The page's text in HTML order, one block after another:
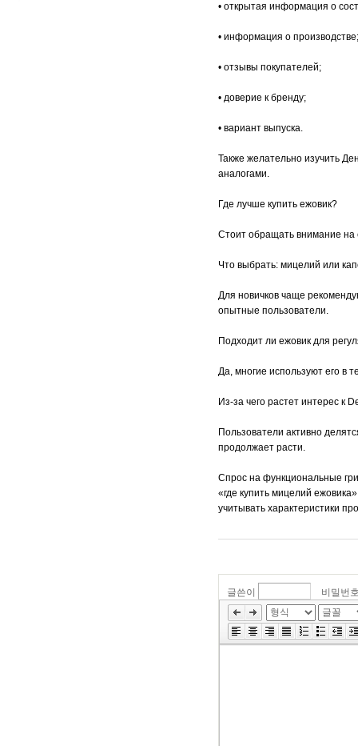
• открытая информация о
• информация о производстве;
• отзывы покупателей;
• доверие к бренду;
• вариант выпуска.
Также желательно изучить
аналогами.
Где лучше купить ежовик?
Стоит обращать внимание
Что выбрать: мицелий или
Для новичков чаще
опытные пользователи.
Подходит ли ежовик для
Да, многие используют его в
Из-за чего растет интерес к
Пользователи активно
продолжает расти.
Спрос на функциональные
«где купить мицелий
учитывать характеристики
글쓴이
비밀번
편
도